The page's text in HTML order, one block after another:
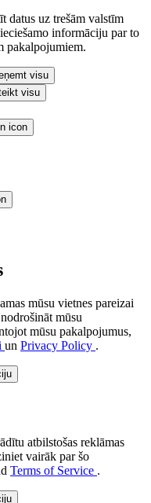
datus uz trešām valstīm
informāciju par to
pakalpojumiem.
visu
visu
mūsu vietnes pareizai
mūsu
mūsu pakalpojumus,
un Privacy Policy .
atbilstošas reklāmas
vairāk par šo
Terms of Service .